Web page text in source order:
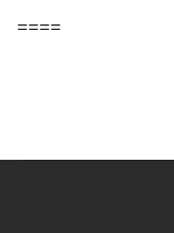
====